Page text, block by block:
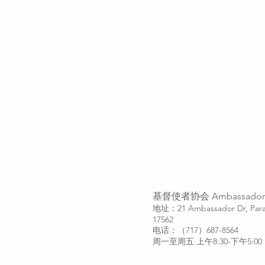
基督使者协会
地址：21 Ambassador Dr,
17562
​电话：（717）687-8564
​周一至周五 上午8:30-下午5:00